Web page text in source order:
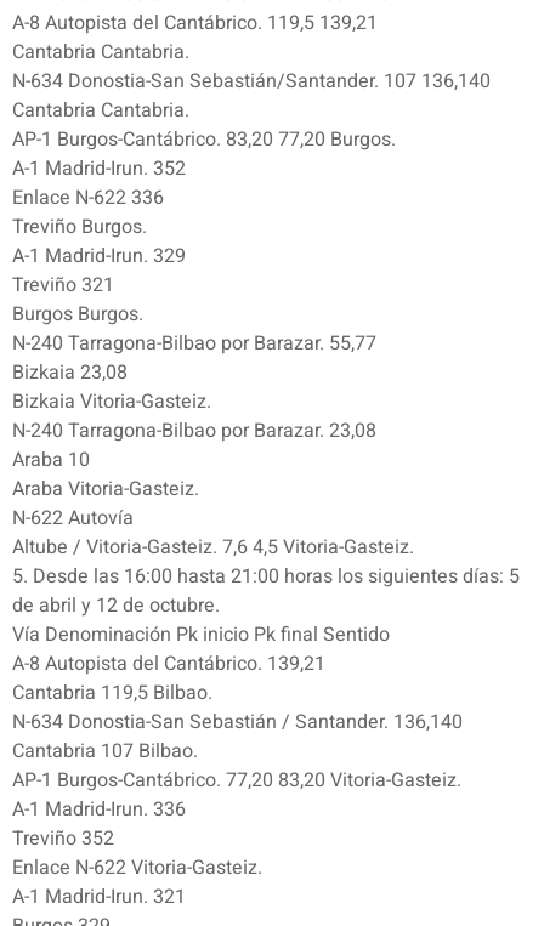
A-8 Autopista del Cantábrico. 119,5 139,21
Cantabria Cantabria.
N-634 Donostia-San Sebastián/Santander. 107 136,140
Cantabria Cantabria.
AP-1 Burgos-Cantábrico. 83,20 77,20 Burgos.
A-1 Madrid-Irun. 352
Enlace N-622 336
Treviño Burgos.
A-1 Madrid-Irun. 329
Treviño 321
Burgos Burgos.
N-240 Tarragona-Bilbao por Barazar. 55,77
Bizkaia 23,08
Bizkaia Vitoria-Gasteiz.
N-240 Tarragona-Bilbao por Barazar. 23,08
Araba 10
Araba Vitoria-Gasteiz.
N-622 Autovía
Altube / Vitoria-Gasteiz. 7,6 4,5 Vitoria-Gasteiz.
5. Desde las 16:00 hasta 21:00 horas los siguientes días: 5
de abril y 12 de octubre.
Vía Denominación Pk inicio Pk final Sentido
A-8 Autopista del Cantábrico. 139,21
Cantabria 119,5 Bilbao.
N-634 Donostia-San Sebastián / Santander. 136,140
Cantabria 107 Bilbao.
AP-1 Burgos-Cantábrico. 77,20 83,20 Vitoria-Gasteiz.
A-1 Madrid-Irun. 336
Treviño 352
Enlace N-622 Vitoria-Gasteiz.
A-1 Madrid-Irun. 321